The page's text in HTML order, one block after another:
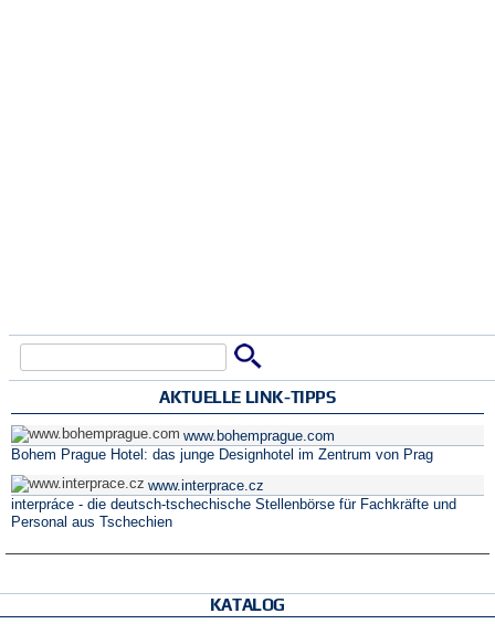
Suchformular
AKTUELLE LINK-TIPPS
www.bohemprague.com
Bohem Prague Hotel: das junge Designhotel im Zentrum von Prag
www.interprace.cz
interpráce - die deutsch-tschechische Stellenbörse für Fachkräfte und
Personal aus Tschechien
KATALOG